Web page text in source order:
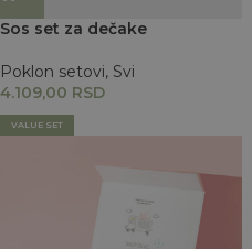
Sos set za dečake
Poklon setovi, Svi
4.109,00 RSD
VALUE SET